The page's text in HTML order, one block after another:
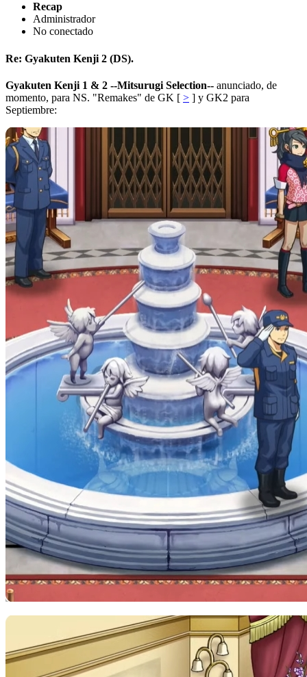
Recap
Administrador
No conectado
Re: Gyakuten Kenji 2 (DS).
Gyakuten Kenji 1 & 2 --Mitsurugi Selection-- anunciado, de
momento, para NS. "Remakes" de GK [ > ] y GK2 para
Septiembre: